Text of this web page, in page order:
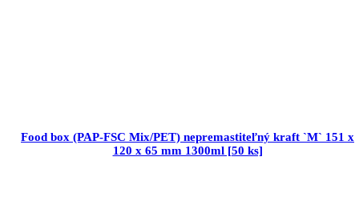
Food box (PAP-FSC Mix/PET) nepremastiteľný kraft `M` 151 x
120 x 65 mm 1300ml [50 ks]